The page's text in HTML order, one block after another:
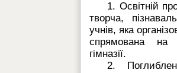
1. Освітній
творча,
учнів, яка
спрямована на
гімназії.
2.